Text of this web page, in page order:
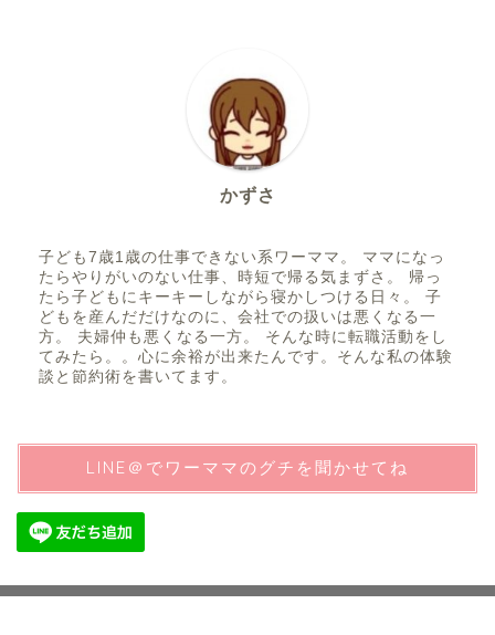
かずさ
子ども7歳1歳の仕事できない系ワーママ。 ママになっ
たらやりがいのない仕事、時短で帰る気まずさ。 帰っ
たら子どもにキーキーしながら寝かしつける日々。 子
どもを産んだだけなのに、会社での扱いは悪くなる一
方。 夫婦仲も悪くなる一方。 そんな時に転職活動をし
てみたら。。心に余裕が出来たんです。そんな私の体験
談と節約術を書いてます。
LINE＠でワーママのグチを聞かせてね